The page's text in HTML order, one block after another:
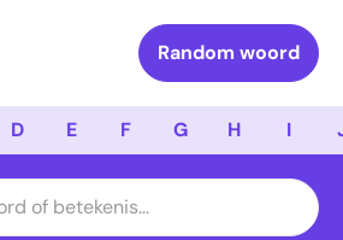
Logo Straattaal Woordenboek
Random woord
D E F G H I